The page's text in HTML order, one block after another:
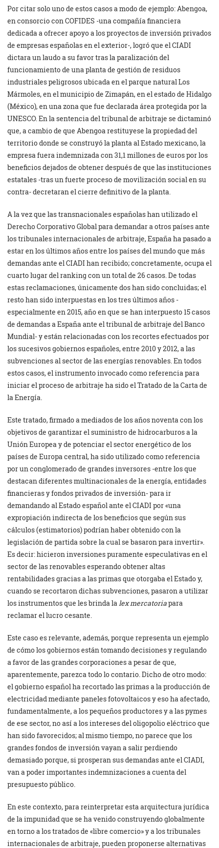
Por citar solo uno de estos casos a modo de ejemplo: Abengoa,
en consorcio con COFIDES -una compañía financiera
dedicada a ofrecer apoyo a los proyectos de inversión privados
de empresas españolas en el exterior-, logró que el CIADI
dictara un laudo a su favor tras la paralización del
funcionamiento de una planta de gestión de residuos
industriales peligrosos ubicada en el parque natural Los
Mármoles, en el municipio de Zimapán, en el estado de Hidalgo
(México), en una zona que fue declarada área protegida por la
UNESCO. En la sentencia del tribunal de arbitraje se dictaminó
que, a cambio de que Abengoa restituyese la propiedad del
territorio donde se construyó la planta al Estado mexicano, la
empresa fuera indemnizada con 31,1 millones de euros por los
beneficios dejados de obtener después de que las instituciones
estatales -tras un fuerte proceso de movilización social en su
contra- decretaran el cierre definitivo de la planta.
A la vez que las transnacionales españolas han utilizado el
Derecho Corporativo Global para demandar a otros países ante
los tribunales internacionales de arbitraje, España ha pasado a
estar en los últimos años entre los países del mundo que más
demandas ante el CIADI han recibido; concretamente, ocupa el
cuarto lugar del ranking con un total de 26 casos. De todas
estas reclamaciones, únicamente dos han sido concluidas; el
resto han sido interpuestas en los tres últimos años -
especialmente en 2015, año en que se han interpuesto 15 casos
de demandas a España ante el tribunal de arbitraje del Banco
Mundial- y están relacionadas con los recortes efectuados por
los sucesivos gobiernos españoles, entre 2010 y 2012, a las
subvenciones al sector de las energías renovables. En todos
estos casos, el instrumento invocado como referencia para
iniciar el proceso de arbitraje ha sido el Tratado de la Carta de
la Energía.
Este tratado, firmado a mediados de los años noventa con los
objetivos de garantizar el suministro de hidrocarburos a la
Unión Europea y de potenciar el sector energético de los
países de Europa central, ha sido utilizado como referencia
por un conglomerado de grandes inversores -entre los que
destacan diferentes multinacionales de la energía, entidades
financieras y fondos privados de inversión- para ir
demandando al Estado español ante el CIADI por «una
expropiación indirecta de los beneficios que según sus
cálculos (estimatorios) podrían haber obtenido con la
legislación de partida sobre la cual se basaron para invertir».
Es decir: hicieron inversiones puramente especulativas en el
sector de las renovables esperando obtener altas
rentabilidades gracias a las primas que otorgaba el Estado y,
cuando se recortaron dichas subvenciones, pasaron a utilizar
los instrumentos que les brinda la lex mercatoriapara
reclamar el lucro cesante.
Este caso es relevante, además, porque representa un ejemplo
de cómo los gobiernos están tomando decisiones y regulando
a favor de las grandes corporaciones a pesar de que,
aparentemente, parezca todo lo contario. Dicho de otro modo:
el gobierno español ha recortado las primas a la producción de
electricidad mediante paneles fotovoltaicos y eso ha afectado,
fundamentalmente, a los pequeños productores y a las pymes
de ese sector, no así a los intereses del oligopolio eléctrico que
han sido favorecidos; al mismo tiempo, no parece que los
grandes fondos de inversión vayan a salir perdiendo
demasiado porque, si prosperan sus demandas ante el CIADI,
van a poder importantes indemnizaciones a cuenta del
presupuesto público.
En este contexto, para reinterpretar esta arquitectura jurídica
de la impunidad que se ha venido construyendo globalmente
en torno a los tratados de «libre comercio» y a los tribunales
internacionales de arbitraje, pueden proponerse alternativas